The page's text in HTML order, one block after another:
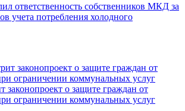
ответственность собственников МКД за
учета потребления холодного
законопроект о защите граждан от
ограничении коммунальных услуг